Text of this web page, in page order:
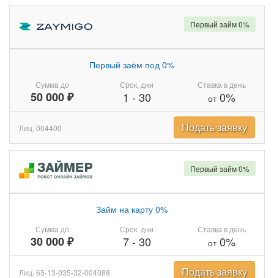
Сумма до
50 000 ₽
Первый заём под 0%
Срок, дни
1 - 30
Ставка в день
от0%
Первый займ 0%
Лиц. 004400 Подать заявку
Сумма до
30 000 ₽
Займ на карту 0%
Срок, дни
7- 30
Ставка в день
от0%
Первый займ 0%
Лиц. 65-13-035-32-004088 Подать заявку